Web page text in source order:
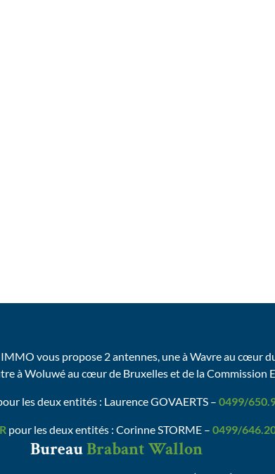
vous propose 2 antennes, une à Wavre au cœur
à Woluwé au cœur de Bruxelles et de la Commission
les deux entités : Laurence GOVAERTS – 0499/
pour les deux entités : Corinne STORME – 0499/
BureauBrabant Wallon